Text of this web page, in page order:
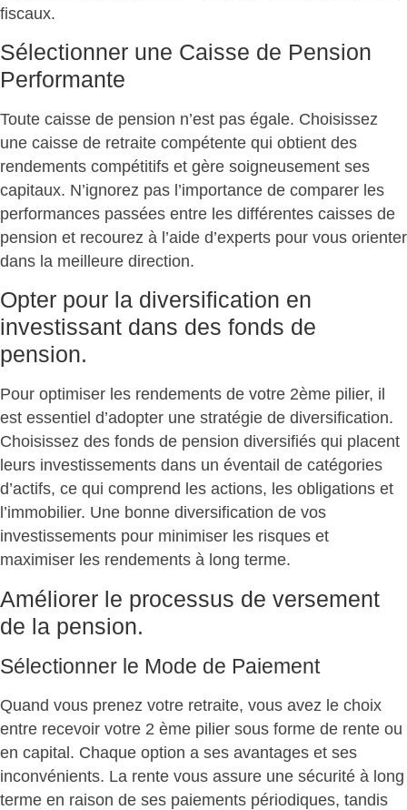
fiscaux.
Sélectionner une Caisse de Pension
Performante
Toute caisse de pension n’est pas égale. Choisissez
une caisse de retraite compétente qui obtient des
rendements compétitifs et gère soigneusement ses
capitaux. N’ignorez pas l’importance de comparer les
performances passées entre les différentes caisses de
pension et recourez à l’aide d’experts pour vous orienter
dans la meilleure direction.
Opter pour la diversification en
investissant dans des fonds de
pension.
Pour optimiser les rendements de votre 2ème pilier, il
est essentiel d’adopter une stratégie de diversification.
Choisissez des fonds de pension diversifiés qui placent
leurs investissements dans un éventail de catégories
d’actifs, ce qui comprend les actions, les obligations et
l’immobilier. Une bonne diversification de vos
investissements pour minimiser les risques et
maximiser les rendements à long terme.
Améliorer le processus de versement
de la pension.
Sélectionner le Mode de Paiement
Quand vous prenez votre retraite, vous avez le choix
entre recevoir votre 2 ème pilier sous forme de rente ou
en capital. Chaque option a ses avantages et ses
inconvénients. La rente vous assure une sécurité à long
terme en raison de ses paiements périodiques, tandis